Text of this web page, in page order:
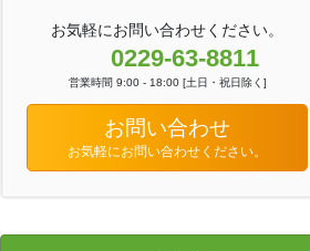
お気軽にお問い合わせください。
0229-63-8811
営業時間 9:00 - 18:00 [土日・祝日除く]
お問い合わせ
お気軽にお問い合わせください。